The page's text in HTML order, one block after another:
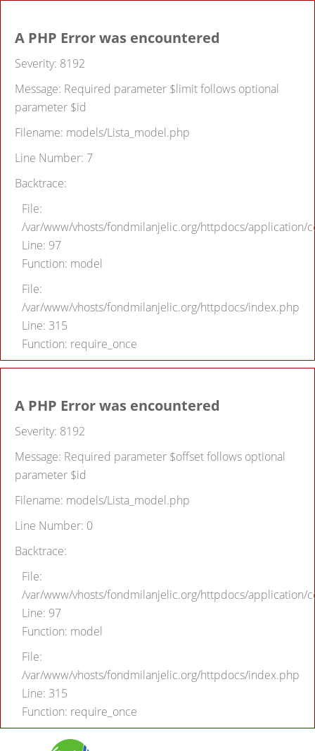
A PHP Error was encountered
Severity: 8192
Message: Required parameter $limit follows optional
parameter $id
Filename: models/Lista_model.php
Line Number: 7
Backtrace:
File:
/var/www/vhosts/fondmilanjelic.org/httpdocs/application/
Line: 97
Function: model
File:
/var/www/vhosts/fondmilanjelic.org/httpdocs/index.php
Line: 315
Function: require_once
A PHP Error was encountered
Severity: 8192
Message: Required parameter $offset follows optional
parameter $id
Filename: models/Lista_model.php
Line Number: 0
Backtrace:
File:
/var/www/vhosts/fondmilanjelic.org/httpdocs/application/
Line: 97
Function: model
File:
/var/www/vhosts/fondmilanjelic.org/httpdocs/index.php
Line: 315
Function: require_once